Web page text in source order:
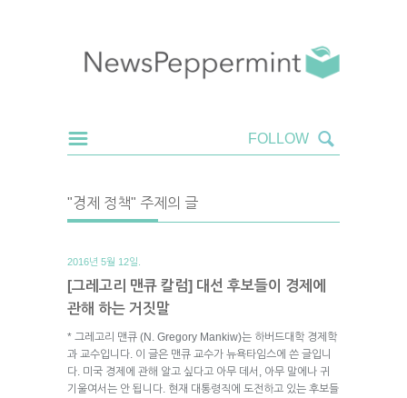
"경제 정책" 주제의 글
2016년 5월 12일.
[그레고리 맨큐 칼럼] 대선 후보들이 경제에
관해 하는 거짓말
* 그레고리 맨큐 (N. Gregory Mankiw)는 하버드대학 경제학
과 교수입니다. 이 글은 맨큐 교수가 뉴욕타임스에 쓴 글입니
다. 미국 경제에 관해 알고 싶다고 아무 데서, 아무 말에나 귀
기울여서는 안 됩니다. 현재 대통령직에 도전하고 있는 후보들